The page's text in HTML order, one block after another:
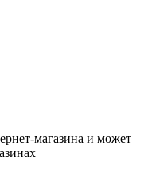
магазина и может